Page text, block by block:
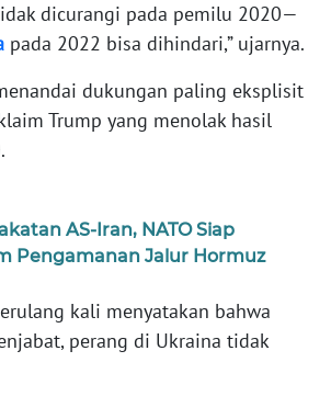
dicurangi pada pemilu 2020—
pada 2022 bisa dihindari,” ujarnya.
dukungan paling eksplisit
Trump yang menolak hasil
AS-Iran, NATO Siap
Pengamanan Jalur Hormuz
kali menyatakan bahwa
perang di Ukraina tidak